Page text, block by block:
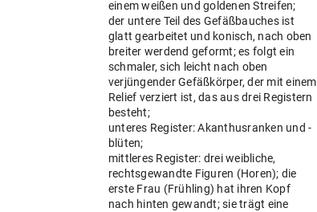
einem weißen und goldenen Streifen;
der untere Teil des Gefäßbauches ist
glatt gearbeitet und konisch, nach oben
breiter werdend geformt; es folgt ein
schmaler, sich leicht nach oben
verjüngender Gefäßkörper, der mit einem
Relief verziert ist, das aus drei Registern
besteht;
unteres Register: Akanthusranken und -
blüten;
mittleres Register: drei weibliche,
rechtsgewandte Figuren (Horen); die
erste Frau (Frühling) hat ihren Kopf
nach hinten gewandt; sie trägt eine